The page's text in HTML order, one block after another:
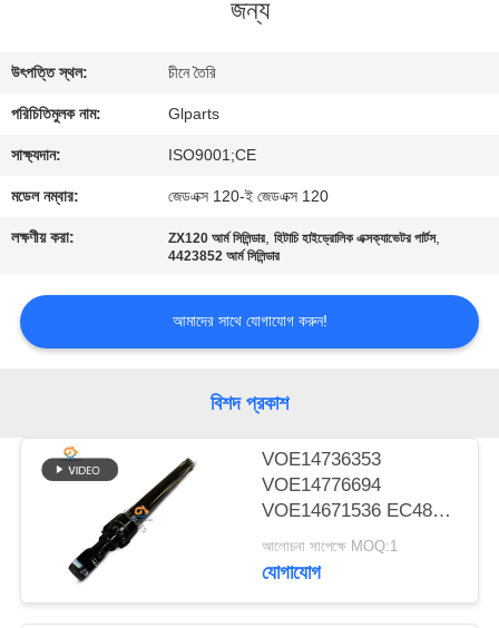
নিয়ন্ত্রণ
আমাদের
সাথে
যোগাযোগ
খবর
সাইট
গোপনীয়তা
জন্য
উৎপত্তি স্থল: চীনে তৈরি
পরিচিতিমুলক নাম: Glparts
সাক্ষ্যদান: ISO9001;CE
মডেল নম্বার: জেডএক্স 120-ই জেডএক্স 120
লক্ষণীয় করা: ZX120 আর্ম সিলিন্ডার,হিটাচি হাইড্রোলিক এক্সক্যাভেটর পার্টস,
4423852 আর্ম সিলিন্ডার
আমাদের সাথে যোগাযোগ করুন!
বিশদ প্রকাশ
VOE14736353
VOE14776694
VOE14671536 EC480D
EC480E EC750E এর
জন্য আর্ম বুম বকেট
আলোচনা সাপেক্ষে MOQ:1
যোগাযোগ